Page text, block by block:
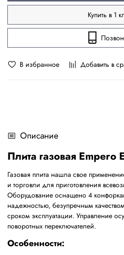
В избранное Добавить в
Купить в 1
Описание
Плита газовая Empero
Газовая плита нашла свое
и торговли для приготовления
Оборудование оснащено 4
надежностью, безупречным
сроком эксплуатации. Управление
поворотных переключателей.
Особенности: